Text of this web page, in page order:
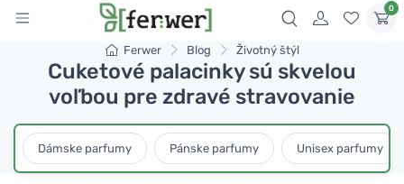
0
Ferwer Blog Životný štýl
Cuketové palacinky sú skvelou
voľbou pre zdravé stravovanie
Dámske parfumy Pánske parfumy Unisex parfumy